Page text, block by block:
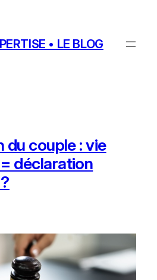
• LE BLOG
du couple : vie
déclaration